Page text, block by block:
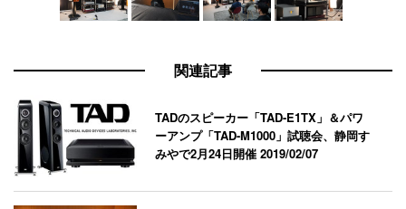
関連記事
TADのスピーカー「TAD-E1TX」＆パワ
ーアンプ「TAD-M1000」試聴会、静岡す
みやで2月24日開催2019/02/07